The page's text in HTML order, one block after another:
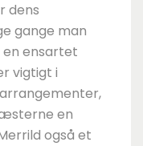
dens
gange man
ensartet
vigtigt i
en
også et